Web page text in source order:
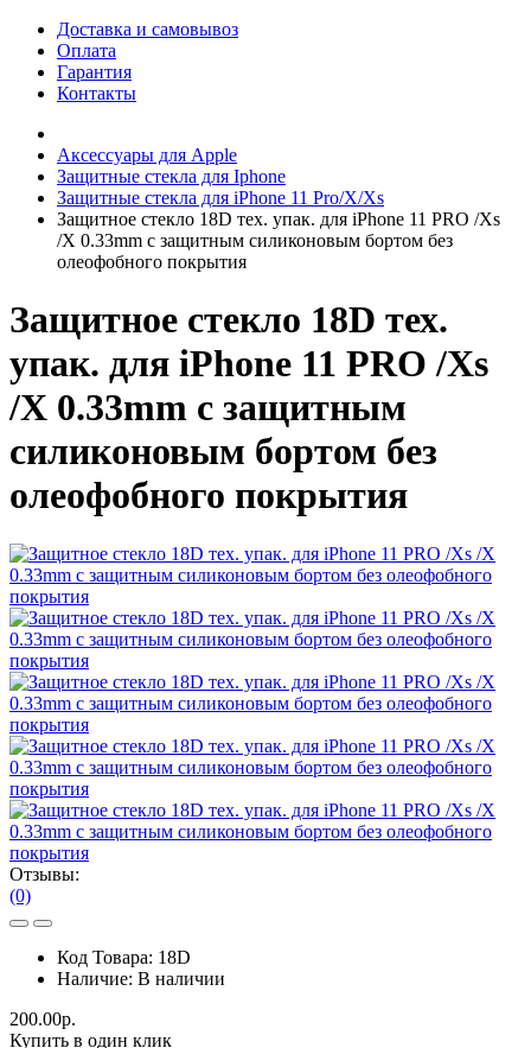
Доставка и самовывоз
Оплата
Гарантия
Контакты
Аксессуары для Apple
Защитные стекла для Iphone
Защитные стекла для iPhone 11 Pro/X/Xs
Защитное стекло 18D тех. упак. для iPhone 11 PRO /Xs
/X 0.33mm с защитным силиконовым бортом без
олеофобного покрытия
Защитное стекло 18D тех.
упак. для iPhone 11 PRO /Xs
/X 0.33mm с защитным
силиконовым бортом без
олеофобного покрытия
Отзывы:
(0)
Код Товара: 18D
Наличие: В наличии
200.00р.
Купить в один клик